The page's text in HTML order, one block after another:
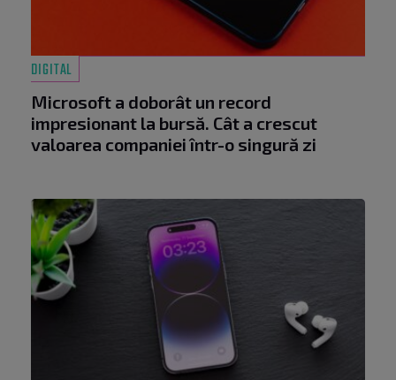
DIGITAL
Microsoft a doborât un record
impresionant la bursă. Cât a crescut
valoarea companiei într-o singură zi